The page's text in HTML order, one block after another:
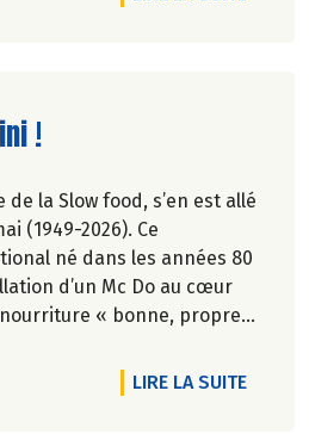
!
la Slow food, s’en est allé
(1949-2026). Ce
né dans les années 80
d’un Mc Do au cœur
« bonne, propre
qu’il avait accordé
qui reste totalement
LIRE LA SUITEDE